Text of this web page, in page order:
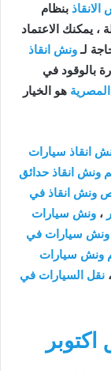
بنظام
يمكنك الاعتماد
لـونش انقاذ
بالوقود في
هو الخيار
انقاذ سيارات
ونش انقاذ حدائق
ونش انقاذ في
، ونش سيارات
ونش سيارات في
ونش سيارات
، نقل السيارات في